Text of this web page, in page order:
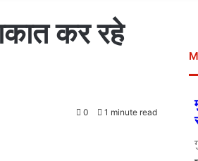
कर रहे
0 1 minute read